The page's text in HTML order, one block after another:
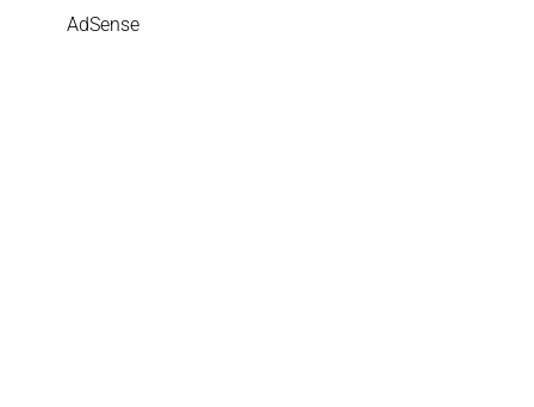
AdSense